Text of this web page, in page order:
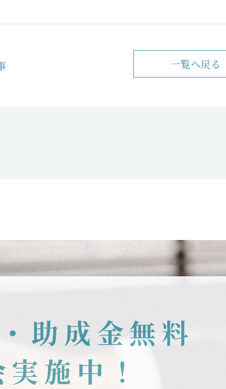
一覧へ戻る
助成金無料
施中！